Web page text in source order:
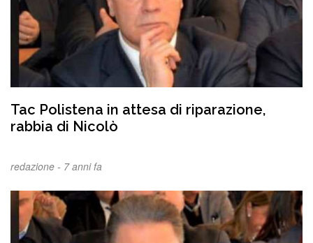
Tac Polistena in attesa di riparazione,
rabbia di Nicolò
redazione - 7 anni fa